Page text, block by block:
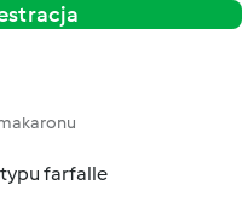
typu farfalle